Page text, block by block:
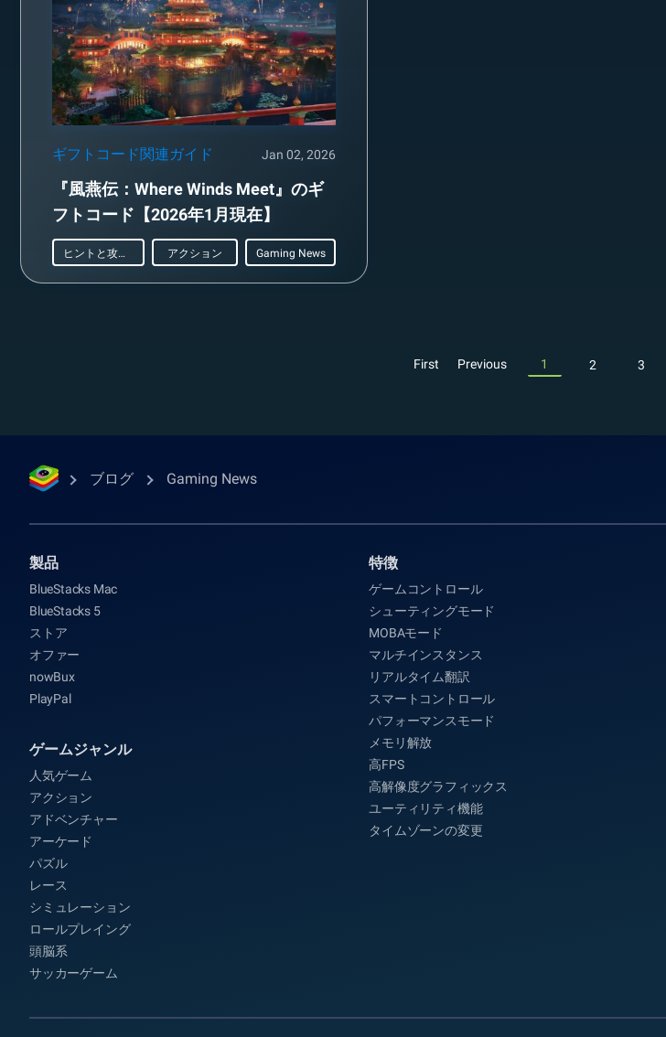
ギフトコード関連ガイド Jan 02, 2026
『風燕伝：Where Winds Meet』のギ
フトコード【2026年1月現在】
ヒントと攻略法 アクション Gaming News
First Previous 1 2 3
ブログ Gaming News
製品
BlueStacks Mac
BlueStacks 5
ストア
オファー
nowBux
PlayPal
ゲームジャンル
人気ゲーム
アクション
アドベンチャー
アーケード
パズル
レース
シミュレーション
ロールプレイング
頭脳系
サッカーゲーム
特徴
ゲームコントロール
シューティングモード
MOBAモード
マルチインスタンス
リアルタイム翻訳
スマートコントロール
パフォーマンスモード
メモリ解放
高FPS
高解像度グラフィックス
ユーティリティ機能
タイムゾーンの変更